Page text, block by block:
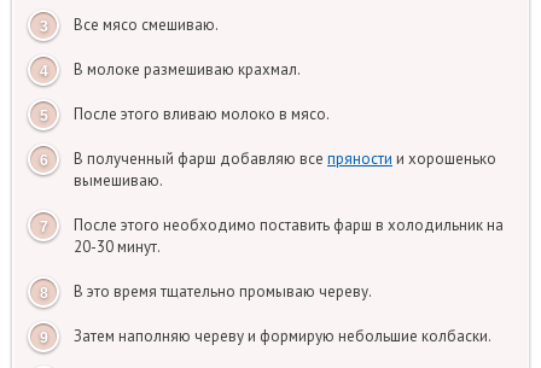
Все мясо смешиваю.
В молоке размешиваю крахмал.
После этого вливаю молоко в мясо.
В полученный фарш добавляю все пряности и хорошенько
вымешиваю.
После этого необходимо поставить фарш в холодильник на
20-30 минут.
В это время тщательно промываю череву.
Затем наполняю череву и формирую небольшие колбаски.